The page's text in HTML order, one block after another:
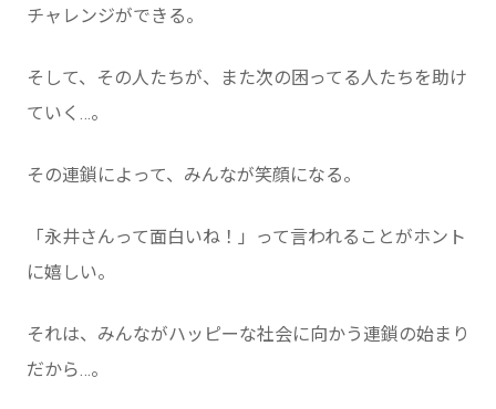
チャレンジができる。
そして、その人たちが、また次の困ってる人たちを助け
ていく…。
その連鎖によって、みんなが笑顔になる。
「永井さんって面白いね！」って言われることがホント
に嬉しい。
それは、みんながハッピーな社会に向かう連鎖の始まり
だから…。